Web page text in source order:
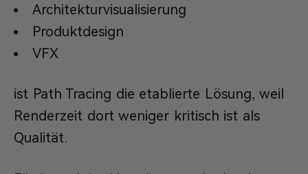
Architekturvisualisierung
Produktdesign
VFX
ist Path Tracing die etablierte Lösung, weil
Renderzeit dort weniger kritisch ist als
Qualität.